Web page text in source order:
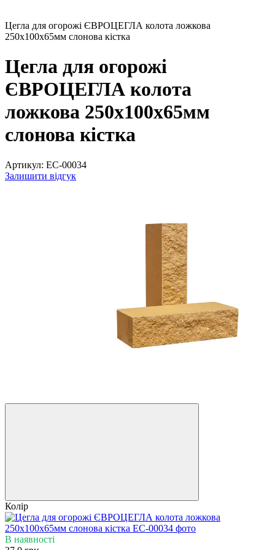
Цегла для огорожі ЄВРОЦЕГЛА колота ложкова
250х100х65мм слонова кістка
Цегла для огорожі
ЄВРОЦЕГЛА колота
ложкова 250х100х65мм
слонова кістка
Артикул: EC-00034
Залишити відгук
Колір
В наявності